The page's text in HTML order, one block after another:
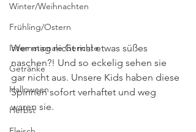
Winter/Weihnachten
Frühling/Ostern
Internationale Gerichte
Getränke
Halloween
Herbst
Wer mag nicht mal etwas süßes
naschen?! Und so eckelig sehen sie
gar nicht aus. Unsere Kids haben diese
Spinnen sofort verhaftet und weg
waren sie.